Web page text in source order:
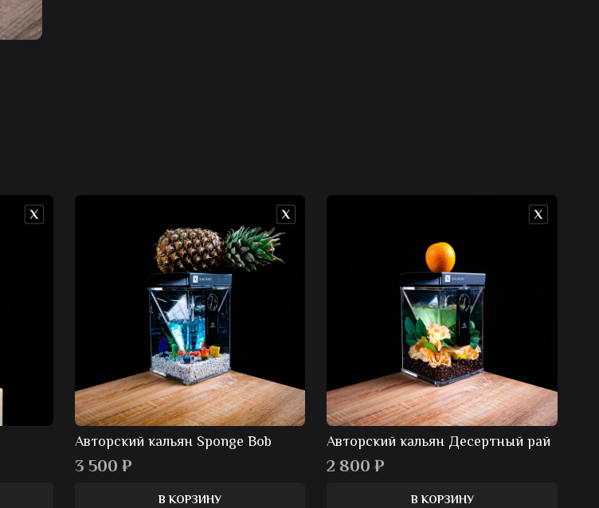
Авторский кальян Sponge Bob
3 500 ₽
В КОРЗИНУ
Авторский кальян Десертный рай
2 800₽
В КОРЗИНУ